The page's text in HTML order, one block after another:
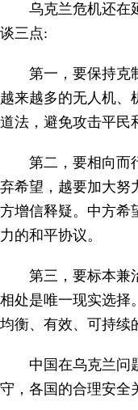
乌克兰危机还在
谈三点:
第一，要保持克
越来越多的无人机、
道法，避免攻击平民
第二，要相向而
弃希望，越要加大努
方增信释疑。中方希
力的和平协议。
第三，要标本兼
相处是唯一现实选择
均衡、有效、可持续
中国在乌克兰问
守，各国的合理安全